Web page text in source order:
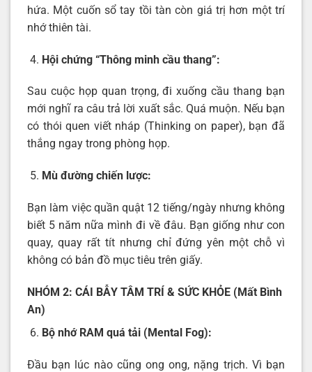
hứa. Một cuốn sổ tay tồi tàn còn giá trị hơn một trí
nhớ thiên tài.
Hội chứng “Thông minh cầu thang”:
Sau cuộc họp quan trọng, đi xuống cầu thang bạn
mới nghĩ ra câu trả lời xuất sắc. Quá muộn. Nếu bạn
có thói quen viết nháp (Thinking on paper), bạn đã
thắng ngay trong phòng họp.
Mù đường chiến lược:
Bạn làm việc quần quật 12 tiếng/ngày nhưng không
biết 5 năm nữa mình đi về đâu. Bạn giống như con
quay, quay rất tít nhưng chỉ đứng yên một chỗ vì
không có bản đồ mục tiêu trên giấy.
NHÓM 2: CÁI BẪY TÂM TRÍ & SỨC KHỎE (Mất Bình
An)
Bộ nhớ RAM quá tải (Mental Fog):
Đầu bạn lúc nào cũng ong ong, nặng trịch. Vì bạn